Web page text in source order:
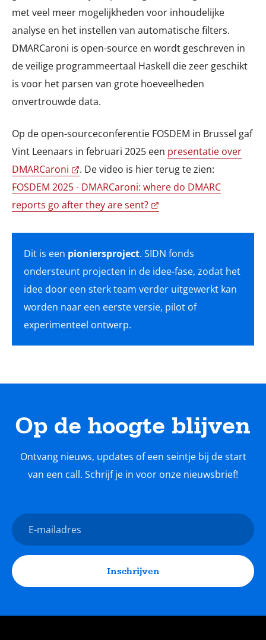
met veel meer mogelijkheden voor inhoudelijke
analyse en het instellen van automatische filters.
DMARCaroni is open-source en wordt geschreven in
de veilige programmeertaal Haskell die zeer geschikt
is voor het parsen van grote hoeveelheden
onvertrouwde data.
Op de open-sourceconferentie FOSDEM in Brussel gaf
Vint Leenaars in februari 2025 een presentatie over
DMARCaroni
. De video is hier terug te zien:
FOSDEM 2025 - DMARCaroni: where do DMARC
reports go after they are sent?
Dit is een pioniersproject. SIDN fonds
ondersteunt projecten in de idee-fase, zodat het
idee door een sterk team verder uitgewerkt kan
worden naar een eerste versie, pilot of
experimenteel ontwerp.
Op de hoogte blijven
Ontvang nieuws, updates of een seintje bij de start
van een call. Schrijf je in voor onze nieuwsbrief!
E-
mailadres
Inschrijven